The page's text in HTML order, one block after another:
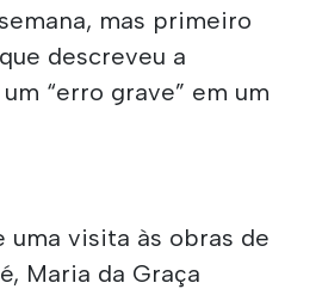
mas primeiro
descreveu a
“erro grave” em um
uma visita às obras de
Maria da Graça